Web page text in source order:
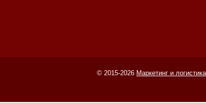
© 2015-2026 Маркетинг и логистика